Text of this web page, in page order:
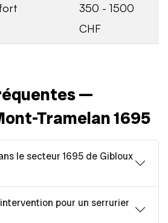
350 - 1500
CHF
—
Tramelan 1695
le secteur 1695 de Gibloux
pour un serrurier